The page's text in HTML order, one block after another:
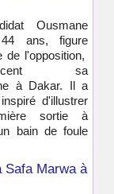
Ousmane
ans, figure
de l'opposition,
sa
à Dakar. Il a
d'illustrer
sortie à
bain de foule
Safa Marwa à